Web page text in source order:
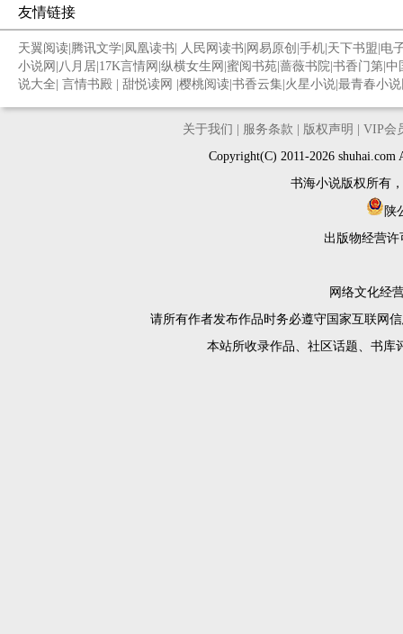
的一大看
友情链接
天翼阅读 腾讯文学 凤凰读书 人民网读书 网易原创 手机 天下书盟 电
小说网 八月居 17K言情网 纵横女生网 蜜阅书苑 蔷薇书院 书香门第 中
说大全 言情书殿 甜悦读网 樱桃阅读 书香云集 火星小说 最青春小
关于我们 服务条款 版权声明
VIP会
Copyright(C) 2011-2026
书海小说版权所有
陕
出版物经营许
网络文化经
请所有作者发布作品时务必遵守国家互联网
本站所收录作品、社区话题、书库